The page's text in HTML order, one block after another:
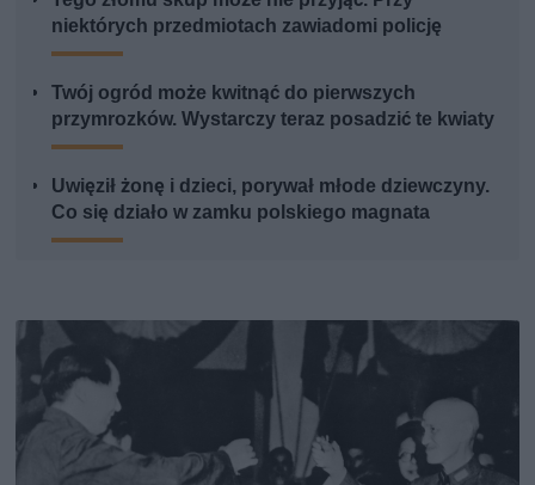
niektórych przedmiotach zawiadomi policję
Twój ogród może kwitnąć do pierwszych
przymrozków. Wystarczy teraz posadzić te kwiaty
Uwięził żonę i dzieci, porywał młode dziewczyny.
Co się działo w zamku polskiego magnata